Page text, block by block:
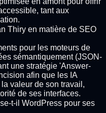
tant aux
Thiry en matière de SEO
pour les moteurs de
sémantiquement (JSON-
une stratégie 'Answer-
afin que les IA
valeur de son travail,
de ses interfaces.
t-il WordPress pour ses